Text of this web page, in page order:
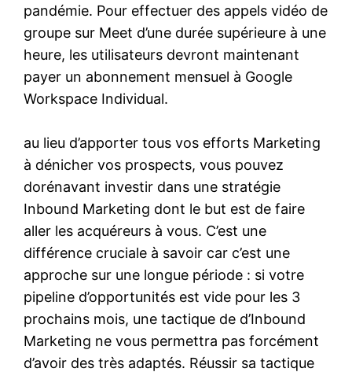
pandémie. Pour effectuer des appels vidéo de
groupe sur Meet d’une durée supérieure à une
heure, les utilisateurs devront maintenant
payer un abonnement mensuel à Google
Workspace Individual.
au lieu d’apporter tous vos efforts Marketing
à dénicher vos prospects, vous pouvez
dorénavant investir dans une stratégie
Inbound Marketing dont le but est de faire
aller les acquéreurs à vous. C’est une
différence cruciale à savoir car c’est une
approche sur une longue période : si votre
pipeline d’opportunités est vide pour les 3
prochains mois, une tactique de d’Inbound
Marketing ne vous permettra pas forcément
d’avoir des très adaptés. Réussir sa tactique